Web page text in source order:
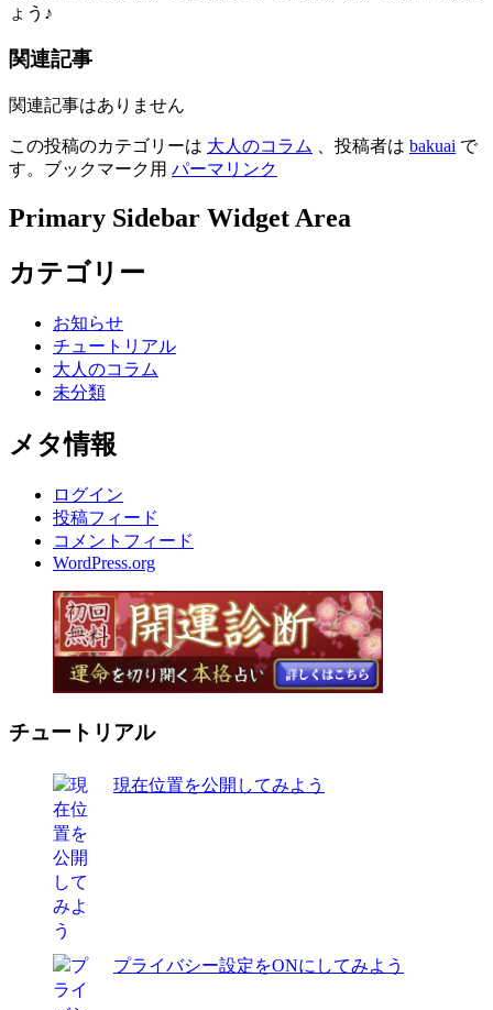
ょう♪
関連記事
関連記事はありません
この投稿のカテゴリーは 大人のコラム 、投稿者は bakuai で
す。ブックマーク用 パーマリンク
Primary Sidebar Widget Area
カテゴリー
お知らせ
チュートリアル
大人のコラム
未分類
メタ情報
ログイン
投稿フィード
コメントフィード
WordPress.org
チュートリアル
現在位置を公開してみよう
プライバシー設定をONにしてみよう